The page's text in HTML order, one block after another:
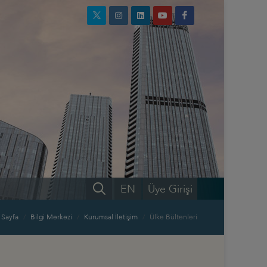
Üye Girişi
EN
Bilgi Merkezi Kurumsal İletişim Ülke Bültenleri